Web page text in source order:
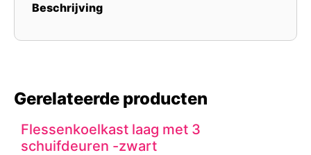
Beschrijving
Gerelateerde producten
Flessenkoelkast laag met 3
schuifdeuren -zwart